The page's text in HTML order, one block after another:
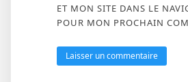
ET MON SITE DANS LE
POUR MON PROCHAIN